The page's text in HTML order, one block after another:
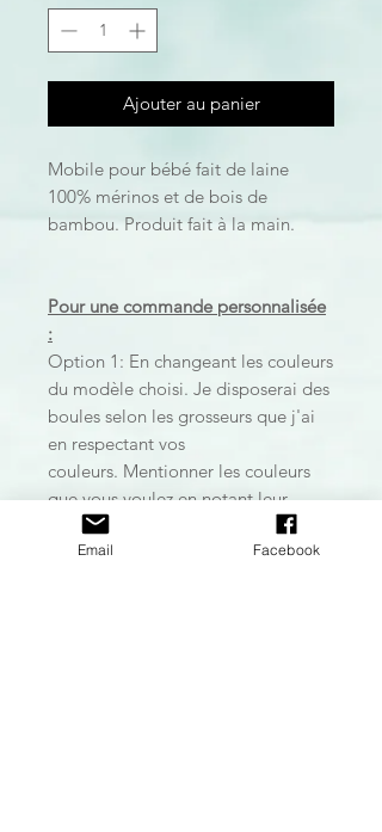
Ajouter au panier
Mobile pour bébé fait de laine
100% mérinos et de bois de
bambou. Produit fait à la main.
Pour une commande personnalisée
:
Option 1: En changeant les couleurs
du modèle choisi. Je disposerai des
boules selon les grosseurs que j'ai
en respectant vos
couleurs. Mentionner les couleurs
que vous voulez en notant leur
numéro et écrivez-les à l'endroit
prévu à cet effet.
Email Facebook